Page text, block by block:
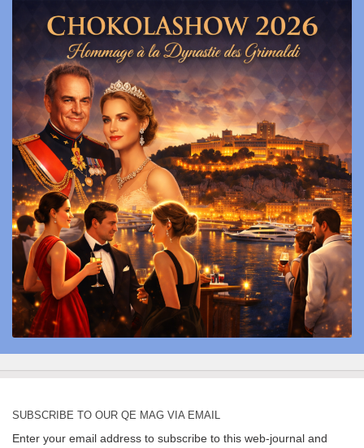
SUBSCRIBE TO OUR QE MAG VIA EMAIL
Enter your email address to subscribe to this web-journal and